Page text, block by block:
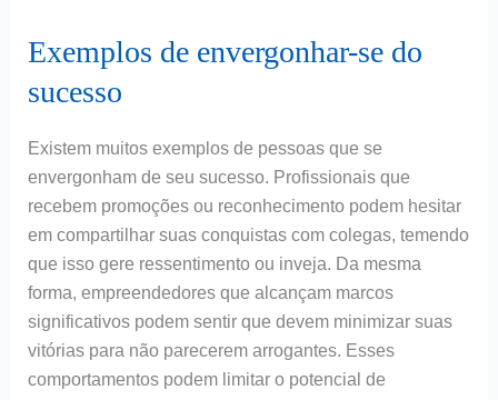
Exemplos de envergonhar-se do
sucesso
Existem muitos exemplos de pessoas que se
envergonham de seu sucesso. Profissionais que
recebem promoções ou reconhecimento podem hesitar
em compartilhar suas conquistas com colegas, temendo
que isso gere ressentimento ou inveja. Da mesma
forma, empreendedores que alcançam marcos
significativos podem sentir que devem minimizar suas
vitórias para não parecerem arrogantes. Esses
comportamentos podem limitar o potencial de